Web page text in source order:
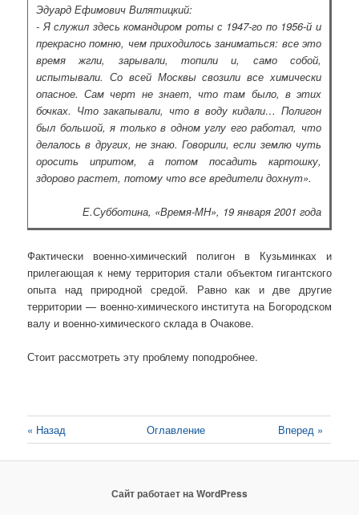
Эдуард Ефимович Вилятицкий:
- Я служил здесь командиром роты с 1947-го по 1956-й и
прекрасно помню, чем приходилось заниматься: все это
время жгли, зарывали, топили и, само собой,
испытывали. Со всей Москвы свозили все химически
опасное. Сам черт не знает, что там было, в этих
бочках. Что закапывали, что в воду кидали… Полигон
был большой, я только в одном углу его работал, что
делалось в других, не знаю. Говорили, если землю чуть
оросить ипритом, а потом посадить картошку,
здорово растет, потому что все вредители дохнут».
Е.Субботина, «Время-МН», 19 января 2001 года
Фактически военно-химический полигон в Кузьминках и
прилегающая к нему территория стали объектом гигантского
опыта над природной средой. Равно как и две другие
территории — военно-химического института на Богородском
валу и военно-химического склада в Очакове.
Стоит рассмотреть эту проблему поподробнее.
« Назад Оглавление Вперед »
Сайт работает на WordPress